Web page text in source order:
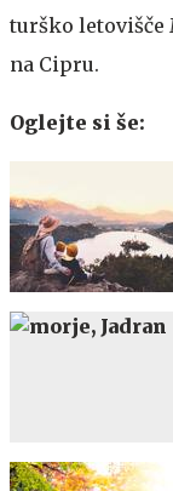
turško letovišče
na Cipru.
Oglejte si še: